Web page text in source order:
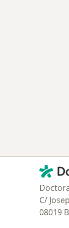
C/
08019